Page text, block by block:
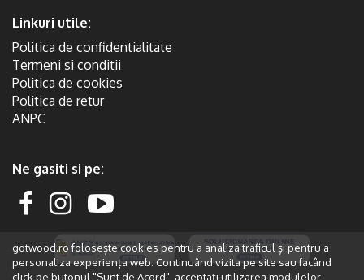
gotwood.ro folosește cookies pentru a analiza traficul și pentru a
personaliza experiența web. Continuând vizita pe site sau facând
click pe butonul "Sunt de Acord", acceptați utilizarea modulelor
Linkuri utile:
Politica de confidentialitate
Termeni si conditii
Politica de cookies
Politica de retur
ANPC
Ne gasiti si pe: